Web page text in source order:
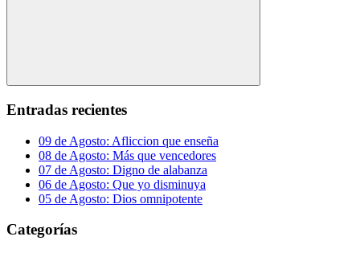
Buscar
Entradas recientes
09 de Agosto: Afliccion que enseña
08 de Agosto: Más que vencedores
07 de Agosto: Digno de alabanza
06 de Agosto: Que yo disminuya
05 de Agosto: Dios omnipotente
Categorías